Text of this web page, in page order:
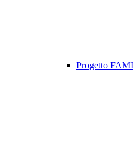
Progetto FAMI